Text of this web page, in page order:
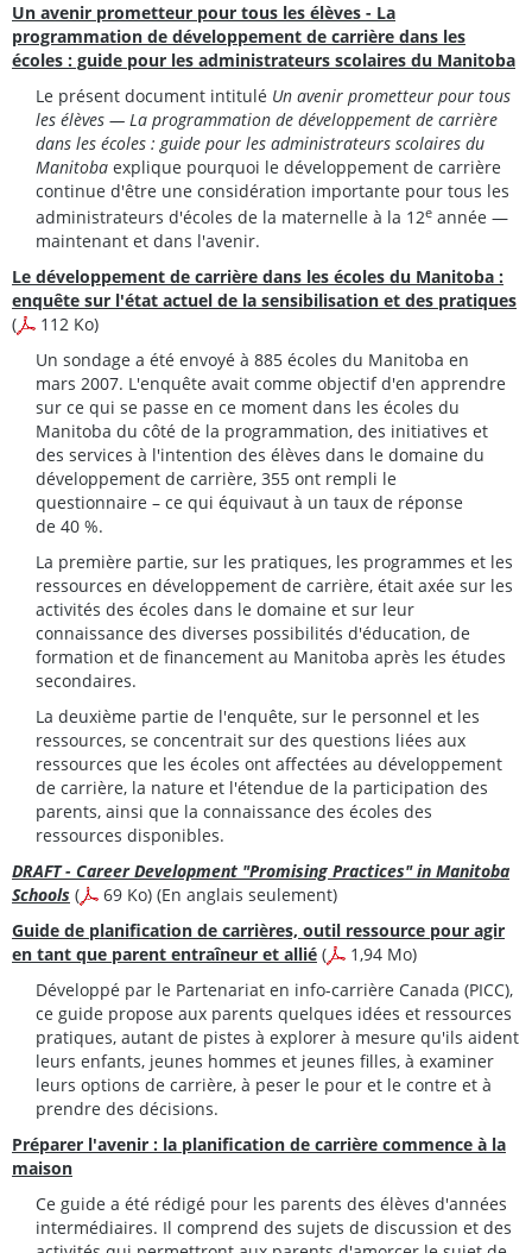
Un avenir prometteur pour tous les élèves - La
programmation de développement de carrière dans les
écoles : guide pour les administrateurs scolaires du Manitoba
Le présent document intitulé Un avenir prometteur pour tous
les élèves — La programmation de développement de carrière
dans les écoles : guide pour les administrateurs scolaires du
Manitoba explique pourquoi le développement de carrière
continue d'être une considération importante pour tous les
administrateurs d'écoles de la maternelle à la 12e année —
maintenant et dans l'avenir.
Le développement de carrière dans les écoles du Manitoba :
enquête sur l'état actuel de la sensibilisation et des pratiques
(
112 Ko)
Un sondage a été envoyé à 885 écoles du Manitoba en
mars 2007. L'enquête avait comme objectif d'en apprendre
sur ce qui se passe en ce moment dans les écoles du
Manitoba du côté de la programmation, des initiatives et
des services à l'intention des élèves dans le domaine du
développement de carrière, 355 ont rempli le
questionnaire – ce qui équivaut à un taux de réponse
de 40 %.
La première partie, sur les pratiques, les programmes et les
ressources en développement de carrière, était axée sur les
activités des écoles dans le domaine et sur leur
connaissance des diverses possibilités d'éducation, de
formation et de financement au Manitoba après les études
secondaires.
La deuxième partie de l'enquête, sur le personnel et les
ressources, se concentrait sur des questions liées aux
ressources que les écoles ont affectées au développement
de carrière, la nature et l'étendue de la participation des
parents, ainsi que la connaissance des écoles des
ressources disponibles.
DRAFT - Career Development "Promising Practices" in Manitoba
Schools (
69 Ko) (En anglais seulement)
Guide de planification de carrières, outil ressource pour agir
en tant que parent entraîneur et allié (
1,94 Mo)
Développé par le Partenariat en info-carrière Canada (PICC),
ce guide propose aux parents quelques idées et ressources
pratiques, autant de pistes à explorer à mesure qu'ils aident
leurs enfants, jeunes hommes et jeunes filles, à examiner
leurs options de carrière, à peser le pour et le contre et à
prendre des décisions.
Préparer l'avenir : la planification de carrière commence à la
maison
Ce guide a été rédigé pour les parents des élèves d'années
intermédiaires. Il comprend des sujets de discussion et des